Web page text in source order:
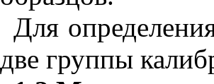
Для
две группы